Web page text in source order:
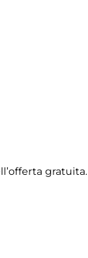
gratuita.